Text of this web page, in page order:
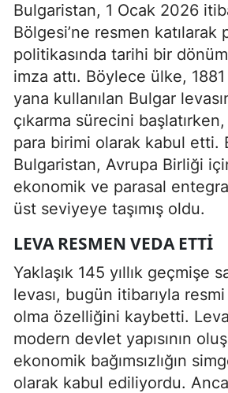
Bulgaristan, 1 Ocak 2026
Bölgesi’ne resmen katılarak
politikasında tarihi bir
imza attı. Böylece ülke, 1881
yana kullanılan Bulgar
çıkarma sürecini
para birimi olarak kabul etti.
Bulgaristan, Avrupa Birliği
ekonomik ve parasal
üst seviyeye taşımış oldu.
LEVA RESMEN VEDA ETTI
Yaklaşık 145 yıllık geçmişe
levası, bugün itibarıyla
olma özelliğini kaybetti.
modern devlet yapısının
ekonomik bağımsızlığın
olarak kabul ediliyordu.